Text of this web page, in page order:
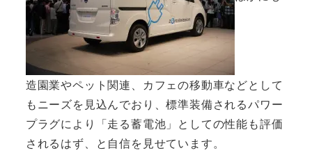
造園業やペット関連、カフェの移動車などとして
もニーズを見込んでおり、標準装備されるパワー
プラグにより「走る蓄電池」としての性能も評価
されるはず、と自信を見せています。